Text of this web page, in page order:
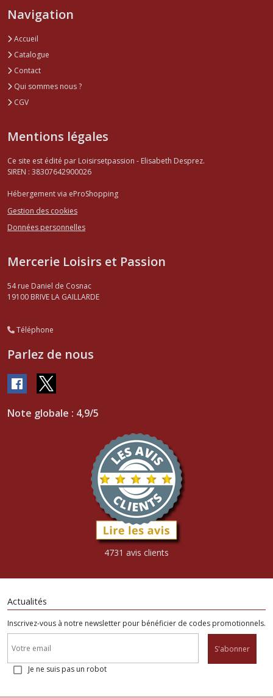
Navigation
Accueil
Catalogue
Contact
Qui sommes nous ?
CGV
Mentions légales
Ce site est édité par Loisirsetpassion - Elisabeth Desprez.
SIREN : 38307642900026
Hébergement via eProShopping
Gestion des cookies
Données personnelles
Mercerie Loisirs et Passion
54 rue Daniel de Cosnac
19100 BRIVE LA GAILLARDE
Téléphone
Parlez de nous
Note globale : 4,9/5
4731 avis clients
Actualités
Inscrivez-vous à notre newsletter pour bénéficier de codes promotionnels.
S'abonner
Je ne suis pas un robot